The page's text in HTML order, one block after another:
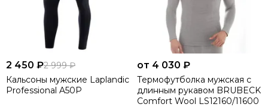
2 450 ₽2 999 ₽
Кальсоны мужские Laplandic
Professional A50P
от 4 030 ₽
Термофутболка мужская с
длинным рукавом BRUBECK
Comfort Wool LS12160/11600